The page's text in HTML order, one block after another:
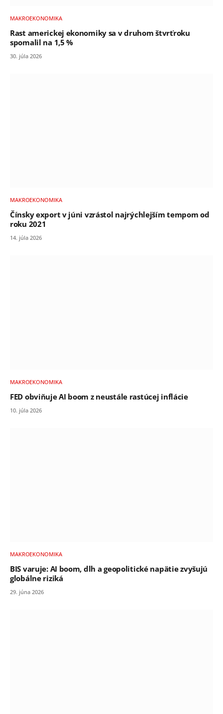
MAKROEKONOMIKA
Rast americkej ekonomiky sa v druhom štvrťroku
spomalil na 1,5 %
30. júla 2026
MAKROEKONOMIKA
Čínsky export v júni vzrástol najrýchlejším tempom od
roku 2021
14. júla 2026
MAKROEKONOMIKA
FED obviňuje AI boom z neustále rastúcej inflácie
10. júla 2026
MAKROEKONOMIKA
BIS varuje: AI boom, dlh a geopolitické napätie zvyšujú
globálne riziká
29. júna 2026